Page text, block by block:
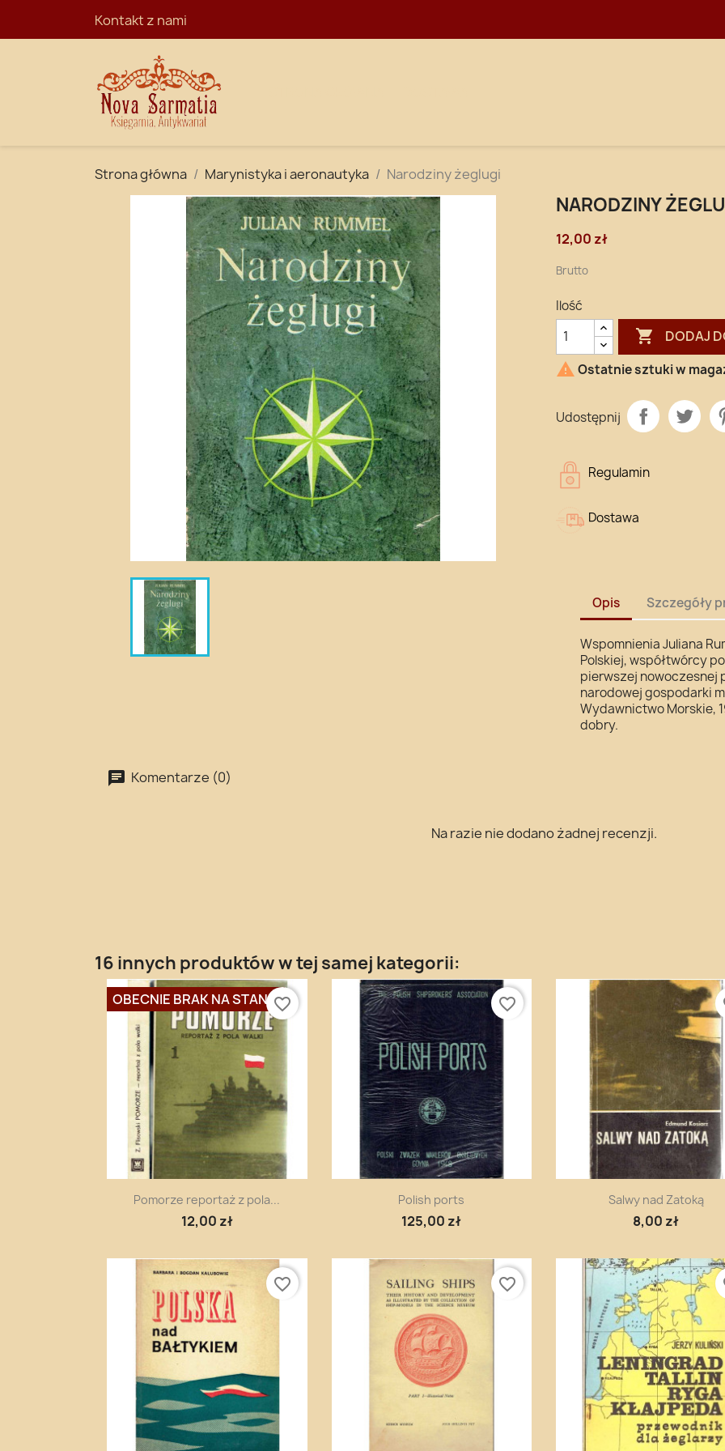
Kontakt z nami
Strona główna Marynistyka i aeronautyka Narodziny żeglugi
NARODZINY
12,00 zł
Brutto
Ilość
 DODAJ
 Ostatnie sztuki w
Udostępnij
Regulamin
Dostawa
Opis Szczegóły
Wspomnienia Juliana
Polskiej, współtwórcy
pierwszej nowoczesnej
narodowej gospodarki
Wydawnictwo Morskie,
dobry.
Komentarze (0)
Na razie nie dodano żadnej recenzji.
16 innych produktów w tej samej kategorii:
Szybki podgląd
Pomorze reportaż z pola...
12,00 zł
OBECNIE BRAK NA STANIEfavorite_border
Szybki podgląd
Polish ports
125,00 zł
favorite_border
Szybki podgląd
Salwy nad Zatoką
8,00 zł
favorite_border favorite_border